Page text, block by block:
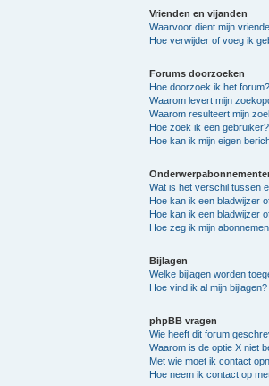
Vrienden en vijanden
Waarvoor dient mijn
Hoe verwijder of voeg ik
Forums doorzoeken
Hoe doorzoek ik het forum?
Waarom levert mijn
Waarom resulteert mijn
Hoe zoek ik een gebruiker?
Hoe kan ik mijn eigen
Wat is het verschil tussen
Hoe kan ik een bladwijzer
Hoe kan ik een bladwijzer
Hoe zeg ik mijn
Bijlagen
Welke bijlagen worden
Hoe vind ik al mijn bijlagen?
phpBB vragen
Wie heeft dit forum
Waarom is de optie X niet
Met wie moet ik contact
Hoe neem ik contact op